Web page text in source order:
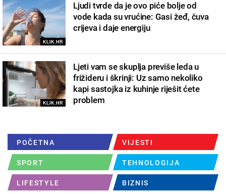
KLIK.HR
Ljudi tvrde da je ovo piće bolje od
vode kada su vrućine: Gasi žeđ, čuva
crijeva i daje energiju
KLIK.HR
Ljeti vam se skuplja previše leda u
frižideru i škrinji: Uz samo nekoliko
kapi sastojka iz kuhinje riješit ćete
problem
POČETNA VIJESTI
SPORT TEHNOLOGIJA
LIFESTYLE BIZNIS